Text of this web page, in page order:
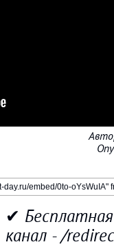
✔
канал - /